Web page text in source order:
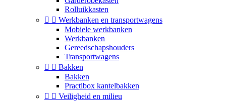
Rolluikkasten
  Werkbanken en transportwagens
Mobiele werkbanken
Werkbanken
Gereedschapshouders
Transportwagens
  Bakken
Bakken
Practibox kantelbakken
  Veiligheid en milieu